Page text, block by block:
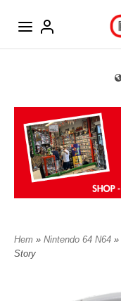
Hem » Nintendo 64 N64 »
Story